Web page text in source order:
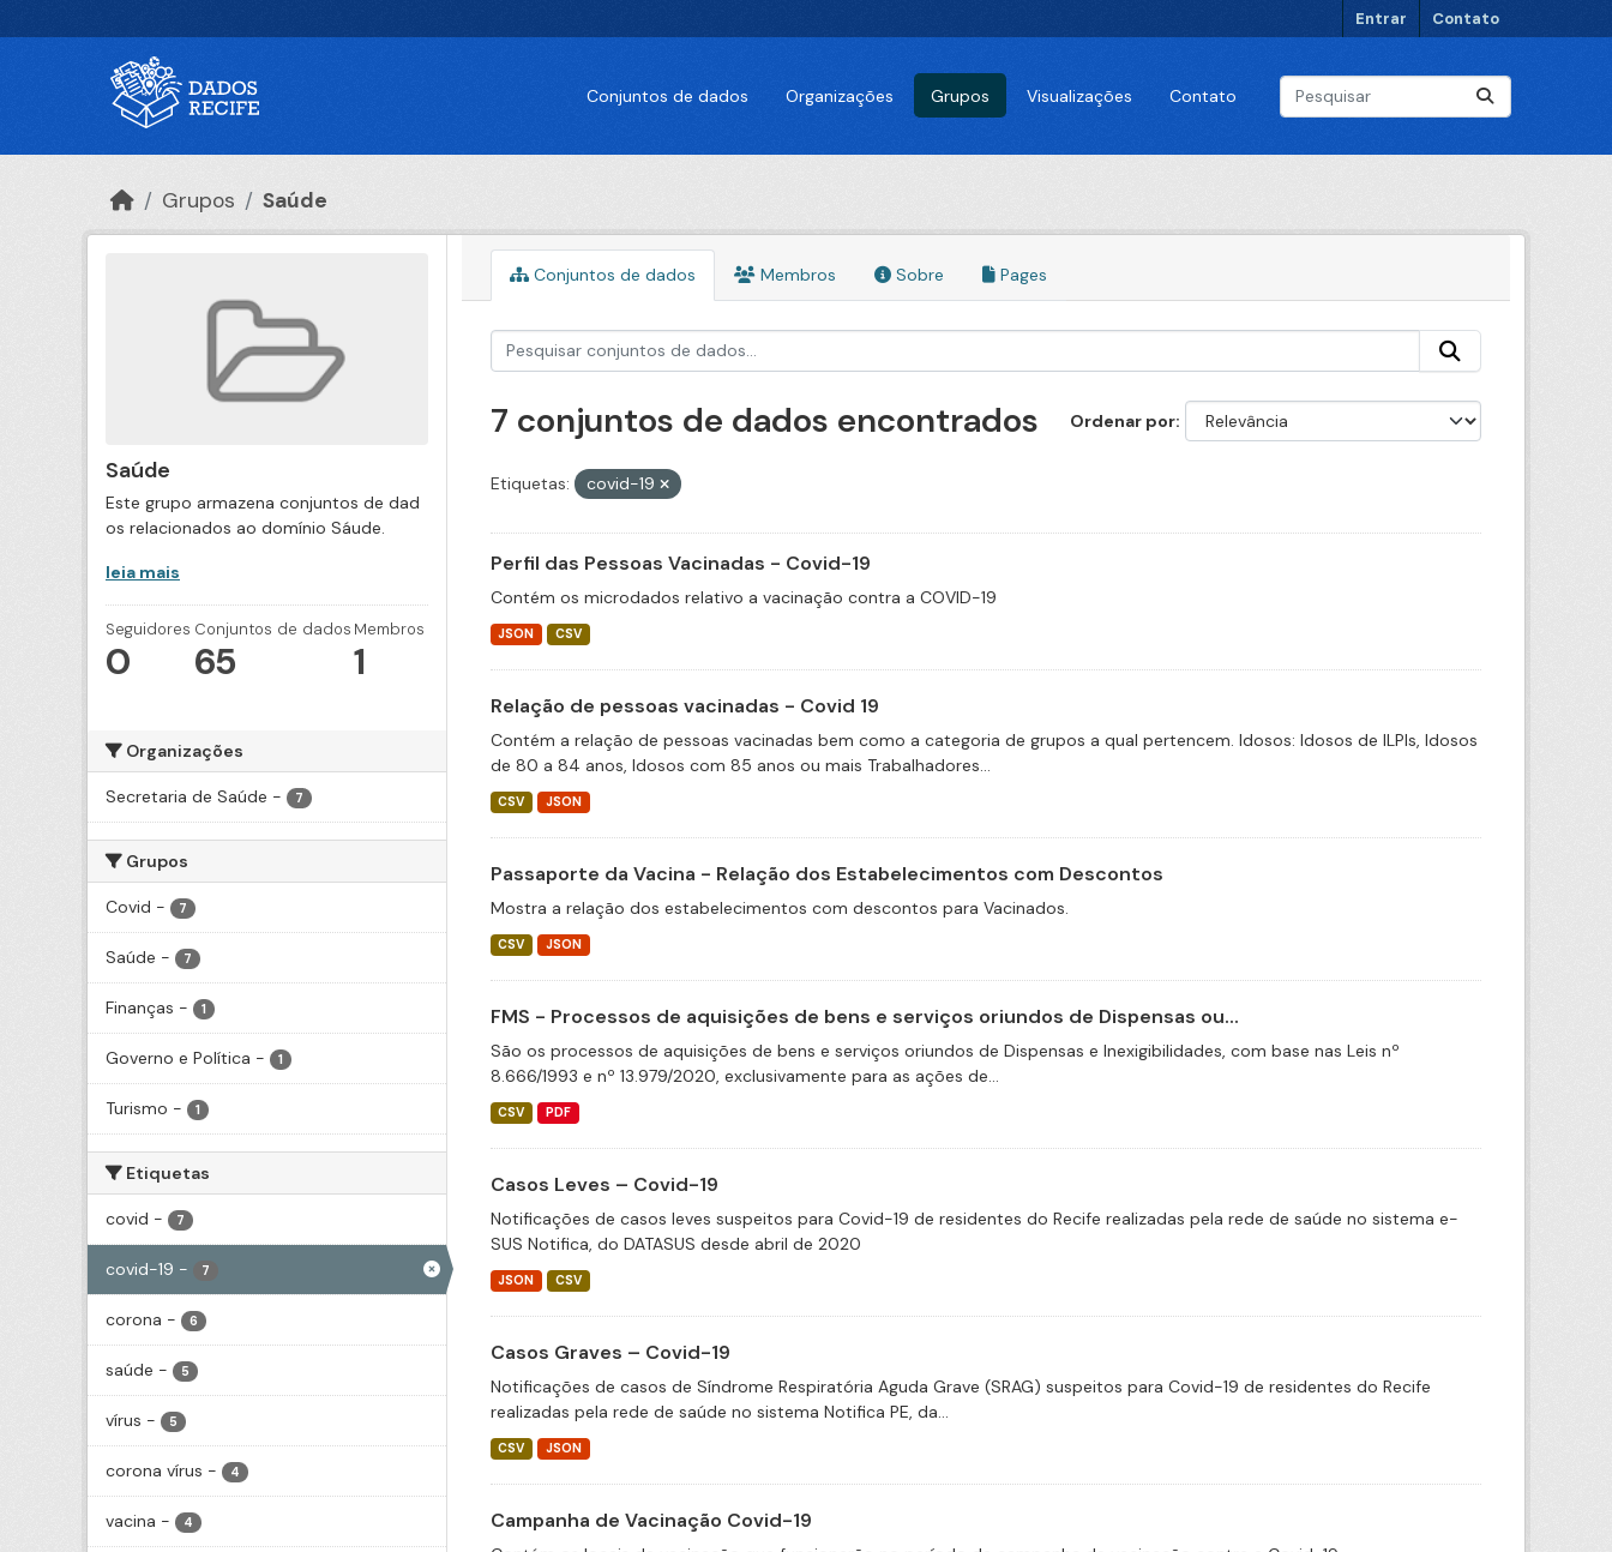
Entrar Contato
Conjuntos de dados Organizações Grupos Visualizações Contato
Grupos Saúde
Saúde
Este grupo armazena conjuntos de dad
os relacionados ao domínio Sáude.
leia mais
Seguidores
0
Conjuntos de dados
65
Membros
1
Organizações
Secretaria de Saúde - 7
Grupos
Covid - 7
Saúde - 7
Finanças - 1
Governo e Política - 1
Turismo - 1
Etiquetas
covid - 7
covid-19 - 7
corona - 6
saúde - 5
vírus - 5
corona vírus - 4
vacina - 4
Conjuntos de dados Membros Sobre Pages
Ordenar por
7 conjuntos de dados encontrados
Etiquetas: covid-19
Perfil das Pessoas Vacinadas - Covid-19
Contém os microdados relativo a vacinação contra a COVID-19
JSON CSV
Relação de pessoas vacinadas - Covid 19
Contém a relação de pessoas vacinadas bem como a categoria de grupos a qual pertencem. Idosos: Idosos de ILPIs, Idosos
de 80 a 84 anos, Idosos com 85 anos ou mais Trabalhadores...
CSV JSON
Passaporte da Vacina - Relação dos Estabelecimentos com Descontos
Mostra a relação dos estabelecimentos com descontos para Vacinados.
CSV JSON
FMS - Processos de aquisições de bens e serviços oriundos de Dispensas ou...
São os processos de aquisições de bens e serviços oriundos de Dispensas e Inexigibilidades, com base nas Leis nº
8.666/1993 e nº 13.979/2020, exclusivamente para as ações de...
CSV PDF
Casos Leves – Covid-19
Notificações de casos leves suspeitos para Covid-19 de residentes do Recife realizadas pela rede de saúde no sistema e-
SUS Notifica, do DATASUS desde abril de 2020
JSON CSV
Casos Graves – Covid-19
Notificações de casos de Síndrome Respiratória Aguda Grave (SRAG) suspeitos para Covid-19 de residentes do Recife
realizadas pela rede de saúde no sistema Notifica PE, da...
CSV JSON
Campanha de Vacinação Covid-19